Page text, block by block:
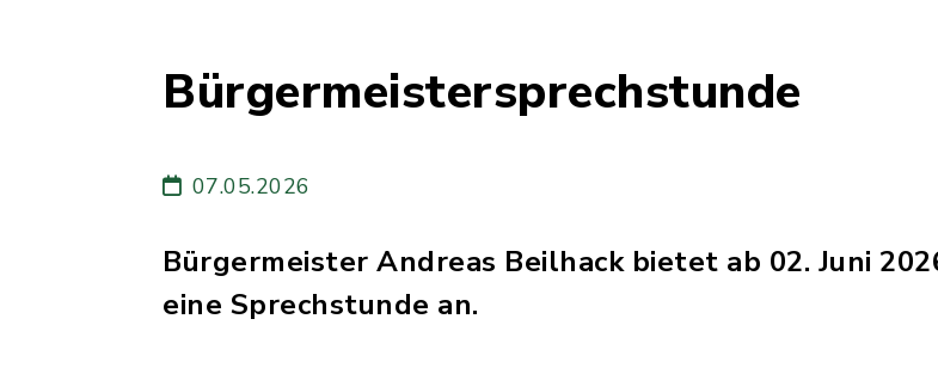
Bürgermeistersprechstunde
07.05.2026
Bürgermeister Andreas Beilhack bietet ab 02. Juni
eine Sprechstunde an.